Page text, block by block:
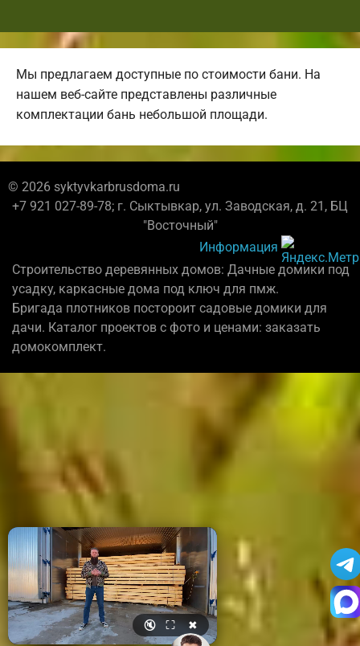
Мы предлагаем доступные по стоимости бани. На
нашем веб-сайте представлены различные
комплектации бань небольшой площади.
© 2026 syktyvkarbrusdoma.ru
+7 921 027-89-78; г. Сыктывкар, ул. Заводская, д. 21, БЦ
"Восточный"
Информация
Строительство деревянных домов: Дачные домики под
усадку, каркасные дома под ключ для пмж.
Бригада плотников постороит садовые домики для
дачи. Каталог проектов с фото и ценами: заказать
домокомплект.
🔇 ⛶ ✖